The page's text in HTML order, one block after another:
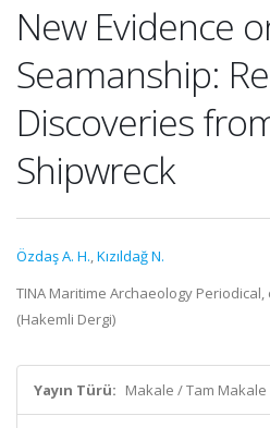
New Evidence
Seamanship:
Discoveries
Shipwreck
Özdaş A. H.,Kızıldağ N.
TINA Maritime Archaeology Periodical,
(Hakemli Dergi)
Yayın Türü: Makale / Tam Makale